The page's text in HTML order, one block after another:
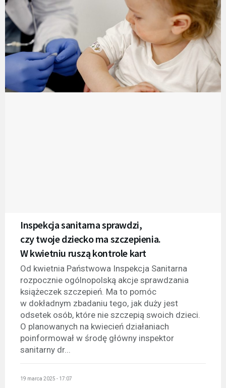
Inspekcja sanitarna sprawdzi,
czy twoje dziecko ma szczepienia.
W kwietniu ruszą kontrole kart
Od kwietnia Państwowa Inspekcja Sanitarna
rozpocznie ogólnopolską akcje sprawdzania
książeczek szczepień. Ma to pomóc
w dokładnym zbadaniu tego, jak duży jest
odsetek osób, które nie szczepią swoich dzieci.
O planowanych na kwiecień działaniach
poinformował w środę główny inspektor
sanitarny dr...
19 marca 2025 - 17:07